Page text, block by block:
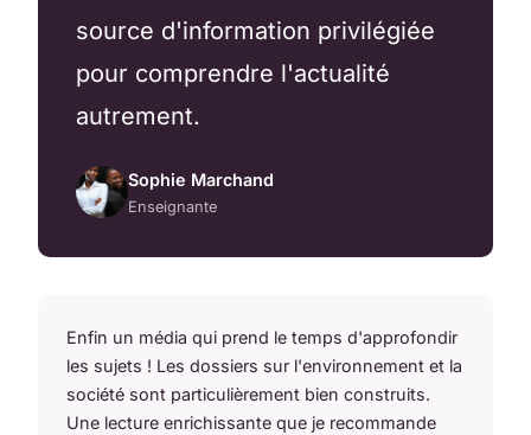
source d'information privilégiée
pour comprendre l'actualité
autrement.
Sophie Marchand
Enseignante
Enfin un média qui prend le temps d'approfondir
les sujets ! Les dossiers sur l'environnement et la
société sont particulièrement bien construits.
Une lecture enrichissante que je recommande